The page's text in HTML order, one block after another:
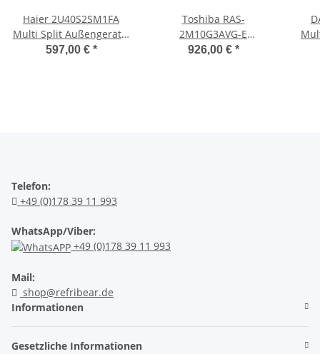
Haier 2U40S2SM1FA
Multi Split Außengerät 4
kW
597,00 € *
Toshiba RAS-
2M10G3AVG-E
Außeneinheit 3,3 kW
926,00 € *
Telefon:
+49 (0)178 39 11 993
WhatsApp/Viber:
+49 (0)178 39 11 993
Mail:
shop@refribear.de
Informationen
Gesetzliche Informationen